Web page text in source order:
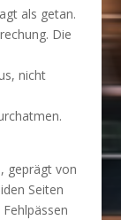
als getan.
Die
nicht
geprägt von
Seiten